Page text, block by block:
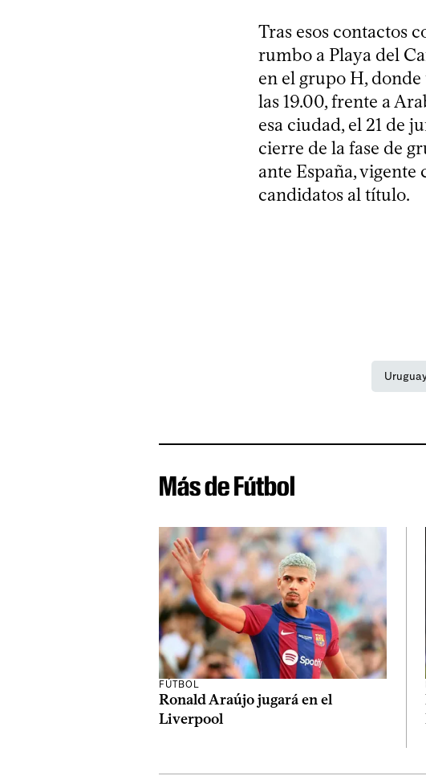
Tras esos contactos
rumbo a Playa del
en el grupo H,
las 19.00, frente a
esa ciudad, el 21 de
cierre de la fase de
ante España,
candidatos al título.
Más de Fútbol
FÚTBOL
Ronald Araújo jugará en el
Liverpool